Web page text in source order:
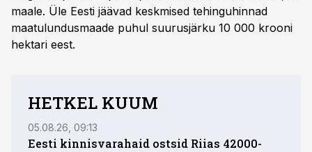
maale. Üle Eesti jäävad keskmised tehinguhinnad
maatulundusmaade puhul suurusjärku 10 000 krooni
hektari eest.
HETKEL KUUM
05.08.26, 09:13
Eesti kinnisvarahaid ostsid Riias 42000-